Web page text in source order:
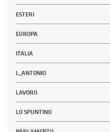
ESTERI
EUROPA
ITALIA
L_ANTONIO
LAVORO
LO SPUNTINO